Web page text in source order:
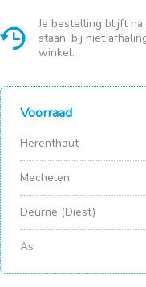
Je bestelling blijft
staan, bij niet
winkel.
Voorraad
Herenthout
Mechelen
Deurne (Diest)
As